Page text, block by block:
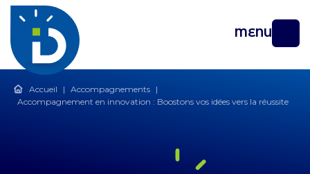
MENU
Accueil | Accompagnements |
Accompagnement en innovation : Boostons vos idées vers la réussite